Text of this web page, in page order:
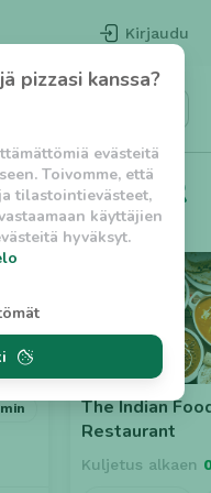
pizzasi kanssa?
evästeitä
Toivomme, että
tilastointievästeet,
käyttäjien
hyväksyt.
jonka
liikennettä
jonka
(2
Kirjaudu
The Indian
Restaurant
Kuljetus alkaen